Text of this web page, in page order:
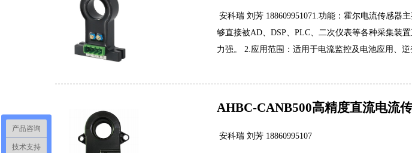
安科瑞 刘芳 188609951071.功能：霍尔电流传感器
够直接被AD、DSP、PLC、二次仪表等各种采集装
力强。 2.应用范围：适用于电流监控及电池应用、
AHBC-CANB500高精度直流电流
安科瑞 刘芳 18860995107
产品咨询
技术支持